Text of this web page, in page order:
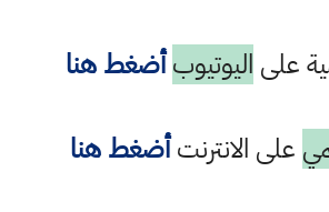
على اليوتيوب أضغط هنا
على الانترنتأضغط هنا